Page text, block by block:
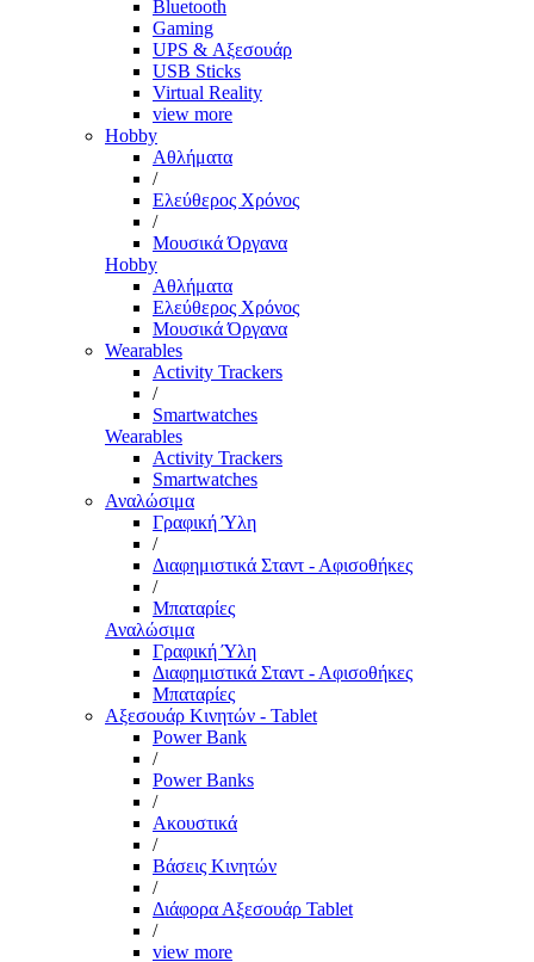
Bluetooth
Gaming
UPS & Αξεσουάρ
USB Sticks
Virtual Reality
view more
Hobby
Αθλήματα
/
Ελεύθερος Χρόνος
/
Μουσικά Όργανα
Hobby
Αθλήματα
Ελεύθερος Χρόνος
Μουσικά Όργανα
Wearables
Activity Trackers
/
Smartwatches
Wearables
Activity Trackers
Smartwatches
Αναλώσιμα
Γραφική Ύλη
/
Διαφημιστικά Σταντ - Αφισοθήκες
/
Μπαταρίες
Αναλώσιμα
Γραφική Ύλη
Διαφημιστικά Σταντ - Αφισοθήκες
Μπαταρίες
Αξεσουάρ Κινητών - Tablet
Power Bank
/
Power Banks
/
Ακουστικά
/
Βάσεις Κινητών
/
Διάφορα Αξεσουάρ Tablet
/
view more